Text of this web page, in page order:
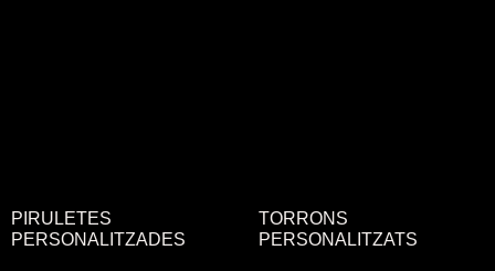
PIRULETES
PERSONALITZADES
TORRONS
PERSONALITZATS